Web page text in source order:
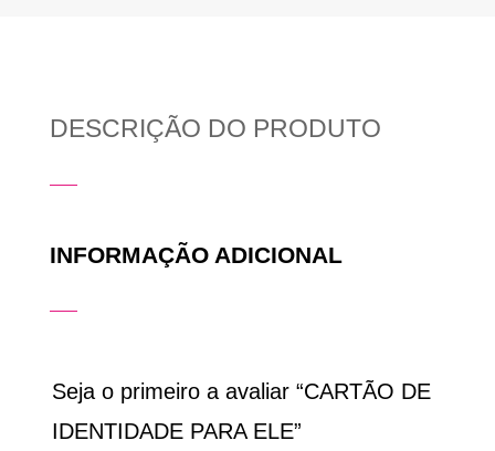
DESCRIÇÃO DO PRODUTO
INFORMAÇÃO ADICIONAL
Seja o primeiro a avaliar “CARTÃO DE
IDENTIDADE PARA ELE”